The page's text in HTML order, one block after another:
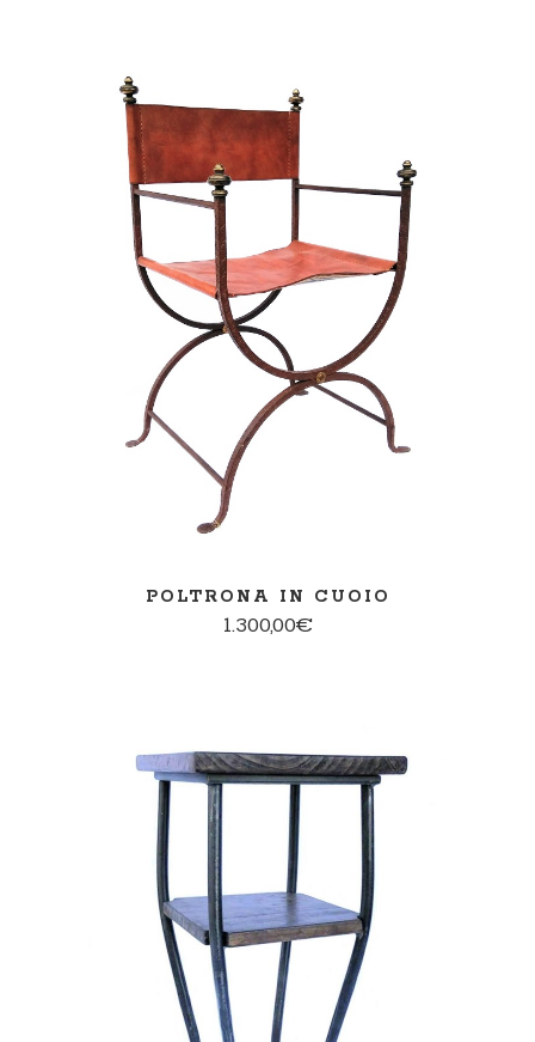
AGGIUNGI AL CARRELLO
POLTRONA IN CUOIO
1.300,00€
AGGIUNGI AL CARRELLO